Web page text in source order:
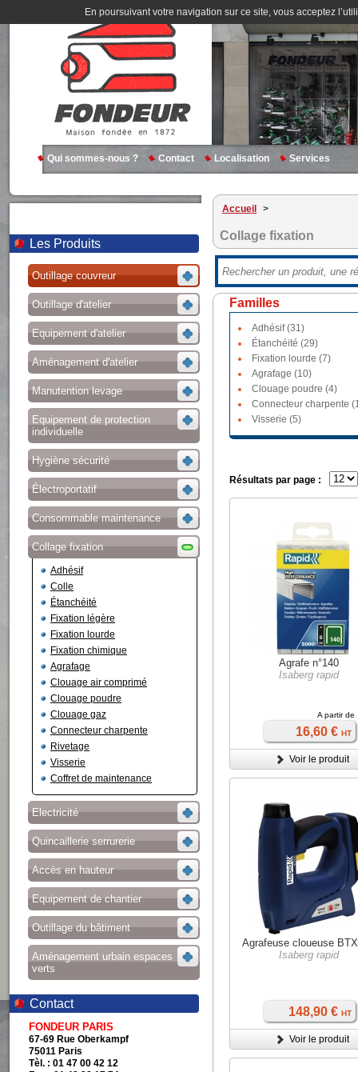
En poursuivant votre navigation sur ce site, vous acceptez
Qui sommes-nous ? Contact Localisation Services
Les Produits
Outillage couvreur
Outillage d'atelier
Equipement d'atelier
Aménagement d'atelier
Manutention levage
Equipement de protection
individuelle
Hygiène sécurité
Électroportatif
Consommable maintenance
Collage fixation
Adhésif
Colle
Étanchéité
Fixation légère
Fixation lourde
Fixation chimique
Agrafage
Clouage air comprimé
Clouage poudre
Clouage gaz
Connecteur charpente
Rivetage
Visserie
Coffret de maintenance
Electricité
Quincaillerie serrurerie
Accès en hauteur
Equipement de chantier
Outillage du bâtiment
Aménagement urbain espaces
verts
Contact
FONDEUR PARIS
67-69 Rue Oberkampf
75011 Paris
Tèl. : 01 47 00 42 12
Accueil >
Collage fixation
Familles
Adhésif (31)
Étanchéité (29)
Fixation lourde (7)
Agrafage (10)
Clouage poudre (4)
Connecteur charpente
Visserie (5)
Résultats par page :
Agrafe n°140
Isaberg rapid
A partir de
16,60 € HT
Voir le produit
Agrafeuse cloueuse
Isaberg rapid
148,90 € HT
Voir le produit